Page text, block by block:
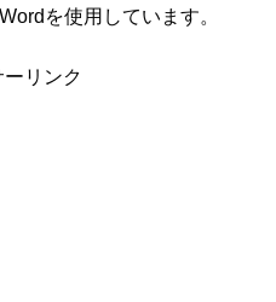
を使用しています。
ーリンク